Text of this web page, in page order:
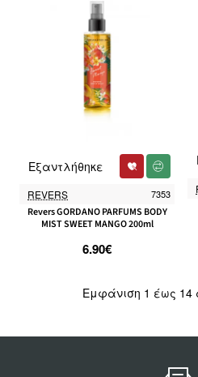
REVERS 7353
Revers GORDANO PARFUMS BODY
MIST SWEET MANGO 200ml
6.90€
Εξαντλήθηκε
Εμφάνιση 1 έως 14